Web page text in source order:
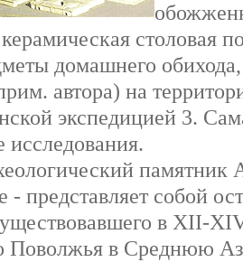
столовая
домашнего
автора) на
экспедицией 3.
исследования.
памятник
представляет собой
в XII-
Поволжья в Среднюю